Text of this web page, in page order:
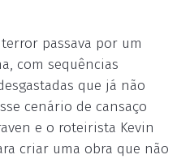
passava por um
com sequências
que já não
cenário de cansaço
e o roteirista Kevin
criar uma obra que não